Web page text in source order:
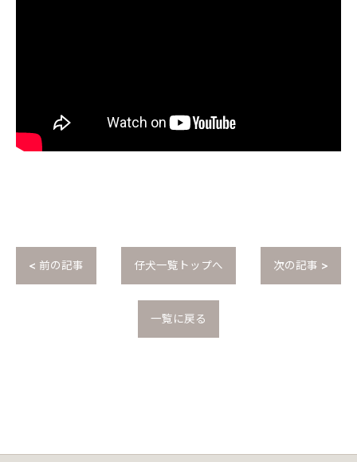
< 前の記事 仔犬一覧トップへ 次の記事 >
一覧に戻る